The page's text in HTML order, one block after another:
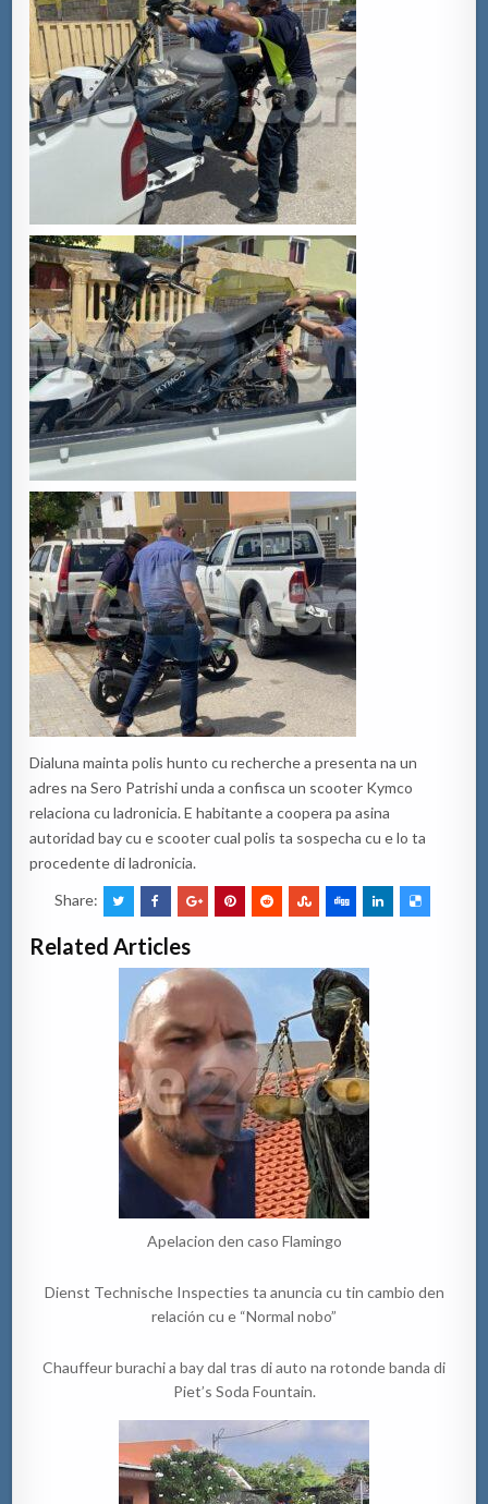
Dialuna mainta polis hunto cu recherche a presenta na un
adres na Sero Patrishi unda a confisca un scooter Kymco
relaciona cu ladronicia. E habitante a coopera pa asina
autoridad bay cu e scooter cual polis ta sospecha cu e lo ta
procedente di ladronicia.
Share:
Related Articles
Apelacion den caso Flamingo
Dienst Technische Inspecties ta anuncia cu tin cambio den
relación cu e “Normal nobo”
Chauffeur burachi a bay dal tras di auto na rotonde banda di
Piet’s Soda Fountain.